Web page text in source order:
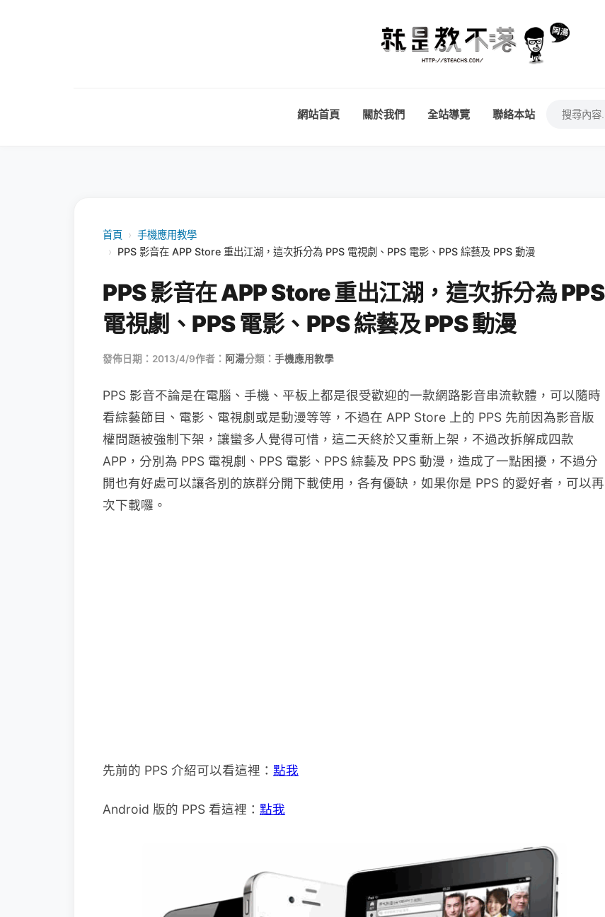
網站首頁 關於我們 全站導覽 聯絡本站
首頁 › 手機應用教學
› PPS 影音在 APP Store 重出江湖，這次拆分為 PPS 電視劇、PPS 電影、PPS 綜藝及 PPS 動漫
PPS 影音在 APP Store 重出江湖，這次拆分為 PPS
電視劇、PPS 電影、PPS 綜藝及 PPS 動漫
發佈日期：2013/4/9作者： 阿湯分類： 手機應用教學
PPS 影音不論是在電腦、手機、平板上都是很受歡迎的一款網路影音串流軟體，可以隨時
看綜藝節目、電影、電視劇或是動漫等等，不過在 APP Store 上的 PPS 先前因為影音版
權問題被強制下架，讓蠻多人覺得可惜，這二天終於又重新上架，不過改拆解成四款
APP，分別為 PPS 電視劇、PPS 電影、PPS 綜藝及 PPS 動漫，造成了一點困擾，不過分
開也有好處可以讓各別的族群分開下載使用，各有優缺，如果你是 PPS 的愛好者，可以再
次下載囉。
先前的 PPS 介紹可以看這裡： 點我
Android 版的 PPS 看這裡： 點我